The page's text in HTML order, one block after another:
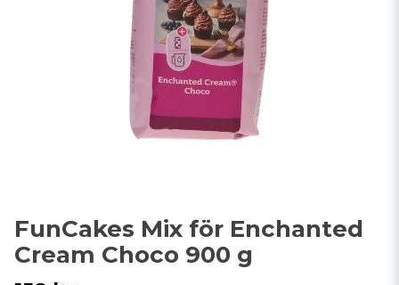
FunCakes Mix för Enchanted
Cream Choco 900 g